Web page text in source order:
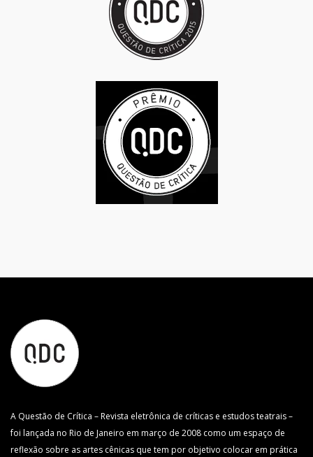
A Questão de Crítica – Revista eletrônica de críticas e estudos teatrais –
foi lançada no Rio de Janeiro em março de 2008 como um espaço de
reflexão sobre as artes cênicas que tem por objetivo colocar em prática